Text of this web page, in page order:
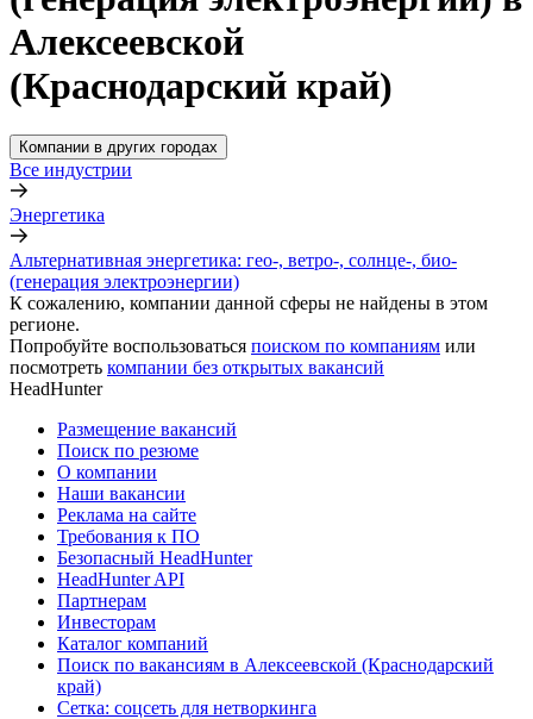
Алексеевской
(Краснодарский край)
Компании в других городах
Все индустрии
Энергетика
Альтернативная энергетика: гео-, ветро-, солнце-, био-
(генерация электроэнергии)
К сожалению, компании данной сферы не найдены в этом
регионе.
Попробуйте воспользоваться поиском по компаниям или
посмотреть компании без открытых вакансий
HeadHunter
Размещение вакансий
Поиск по резюме
О компании
Наши вакансии
Реклама на сайте
Требования к ПО
Безопасный HeadHunter
HeadHunter API
Партнерам
Инвесторам
Каталог компаний
Поиск по вакансиям в Алексеевской (Краснодарский
край)
Сетка: соцсеть для нетворкинга